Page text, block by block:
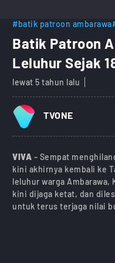
#batik patroon ambarawa
Batik Patroon
Leluhur Sejak
lewat 5 tahun lalu
TVONE
VIVA – Sempat
kini akhirnya kembali ke
leluhur warga Ambarawa,
kini dijaga ketat, dan
untuk terus terjaga nilai